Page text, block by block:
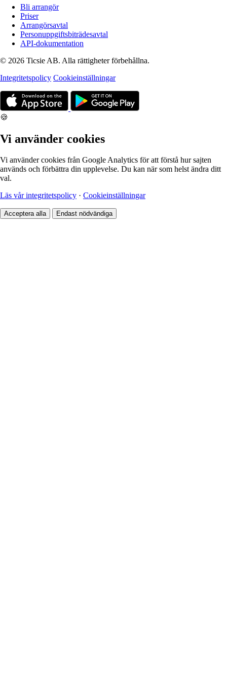
Bli arrangör
Priser
Arrangörsavtal
Personuppgiftsbiträdesavtal
API-dokumentation
© 2026 Ticsie AB. Alla rättigheter förbehållna.
Integritetspolicy Cookieinställningar
🍪
Vi använder cookies
Vi använder cookies från Google Analytics för att förstå hur sajten
används och förbättra din upplevelse. Du kan när som helst ändra ditt
val.
Läs vår integritetspolicy · Cookieinställningar
Acceptera alla Endast nödvändiga